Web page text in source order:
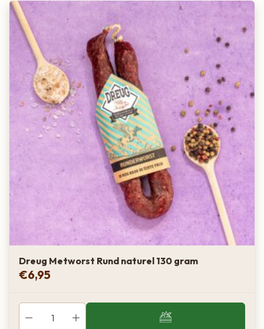
Dreug Metworst Rund naturel 130 gram
€6,95